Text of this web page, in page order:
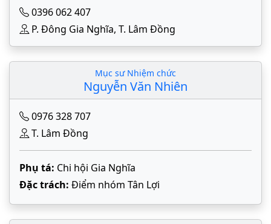
0396 062 407
P. Đông Gia Nghĩa, T. Lâm Đồng
Mục sư Nhiệm chức
Nguyễn Văn Nhiên
0976 328 707
T. Lâm Đồng
Phụ tá: Chi hội Gia Nghĩa
Đặc trách: Điểm nhóm Tân Lợi